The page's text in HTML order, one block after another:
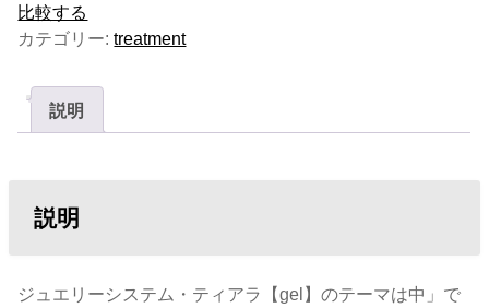
比較する
カテゴリー:treatment
説明
説明
ジュエリーシステム・ティアラ【gel】のテーマは中」で